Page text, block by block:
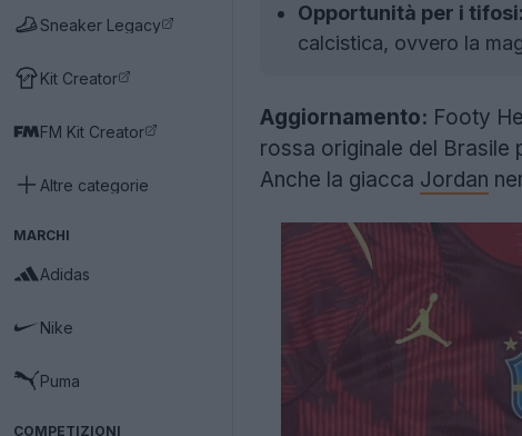
Sneaker Legacy
Kit Creator
FM Kit Creator
Altre categorie
MARCHI
Adidas
Nike
Puma
COMPETIZIONI
Opportunità per i tifosi:
calcistica, ovvero la
Aggiornamento: Footy
rossa originale del Brasile
Anche la giacca Jordan